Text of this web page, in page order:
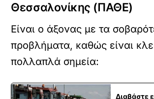
Θεσσαλονίκης (ΠΑΘΕ)
Είναι ο άξονας με τα
προβλήματα, καθώς είναι
πολλαπλά σημεία:
Διαβάστε